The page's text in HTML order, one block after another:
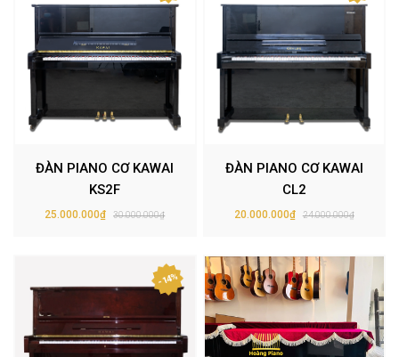
ĐÀN PIANO CƠ KAWAI
KS2F
25.000.000₫ 30.000.000₫
ĐÀN PIANO CƠ KAWAI
CL2
20.000.000₫ 24.000.000₫
- 14%